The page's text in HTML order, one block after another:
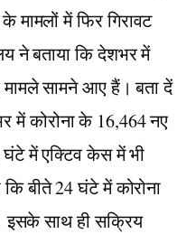
मामलों में फिर गिरावट
ने बताया कि देशभर में
मामले सामने आए हैं। बता दें
में कोरोना के 16,464 नए
घंटे में एक्टिव केस में भी
बीते 24 घंटे में कोरोना
इसके साथ ही सक्रिय